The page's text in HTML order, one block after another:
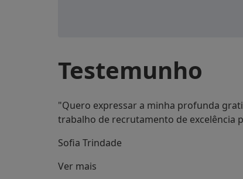
Testemunho
"Quero expressar a minha profunda
trabalho de recrutamento de excelência
Sofia Trindade
Ver mais